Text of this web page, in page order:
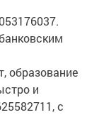
образование
и
с